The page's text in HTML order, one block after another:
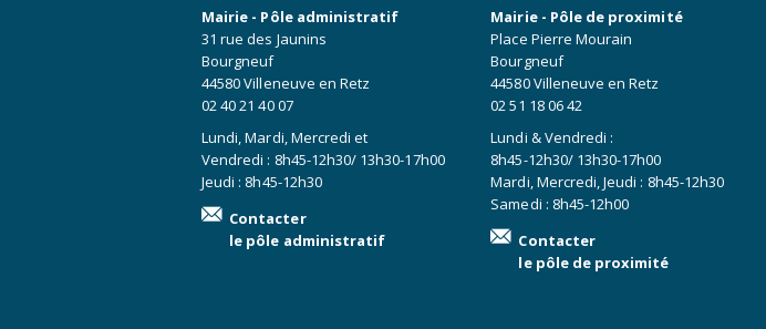
Mairie - Pôle administratif
31 rue des Jaunins
Bourgneuf
44580 Villeneuve en Retz
02 40 21 40 07
Lundi, Mardi, Mercredi et
Vendredi : 8h45-12h30/ 13h30-17h00
Jeudi : 8h45-12h30
Contacter
le pôle administratif
Mairie - Pôle de proximité
Place Pierre Mourain
Bourgneuf
44580 Villeneuve en Retz
02 51 18 06 42
Lundi & Vendredi :
8h45-12h30/ 13h30-17h00
Mardi, Mercredi, Jeudi : 8h45-12h30
Samedi : 8h45-12h00
Contacter
le pôle de proximité